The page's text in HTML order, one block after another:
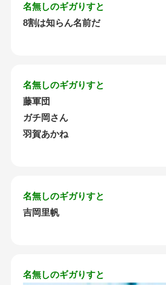
名無しのギガりすと
8割は知らん名前だ
名無しのギガりすと
藤軍団
ガチ岡さん
羽賀あかね
名無しのギガりすと
吉岡里帆
名無しのギガりすと